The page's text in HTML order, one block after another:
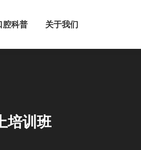
腔科普 关于我们
培训班